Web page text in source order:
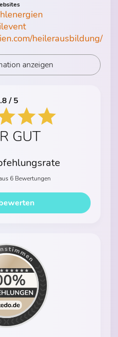
heilerausbildung/
anzeigen
/ 5
GUT
6 Bewertungen